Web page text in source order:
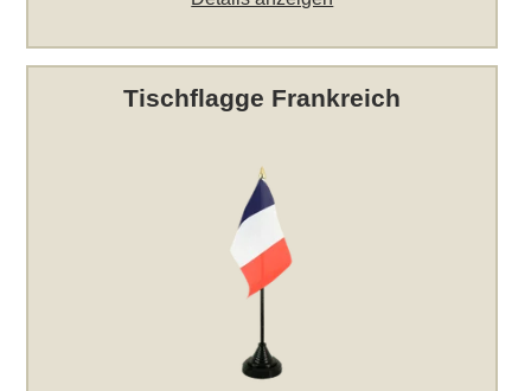
Tischflagge Frankreich